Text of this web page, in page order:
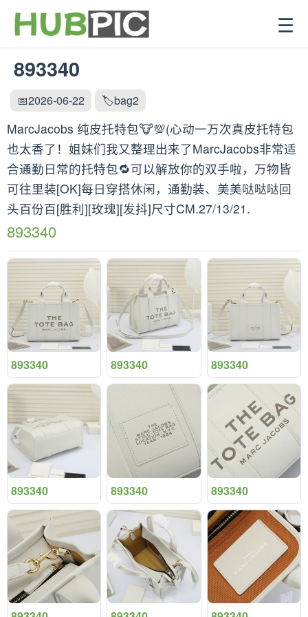
☰
893340
📅2026-06-22 🏷️bag2
MarcJacobs 纯皮托特包🐮💯(心动一万次真皮托特包
也太香了！姐妹们我又整理出来了MarcJacobs非常适
合通勤日常的托特包🔁可以解放你的双手啦，万物皆
可往里装[OK]每日穿搭休闲，通勤装、美美哒哒哒回
头百份百[胜利][玫瑰][发抖]尺寸CM.27/13/21.
893340
893340 893340 893340
893340 893340 893340